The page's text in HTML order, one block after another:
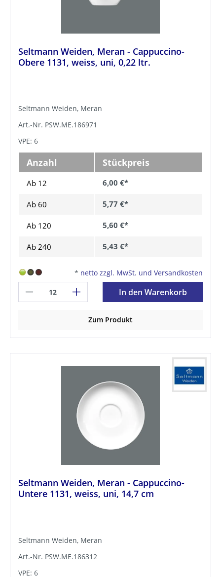
Seltmann Weiden, Meran - Cappuccino-
Obere 1131, weiss, uni, 0,22 ltr.
Seltmann Weiden, Meran
Art.-Nr. PSW.ME.186971
VPE: 6
Anzahl Stückpreis
Ab 12 6,00 €*
Ab 60 5,77 €*
Ab 120 5,60 €*
Ab 240 5,43 €*
* netto zzgl. MwSt. und Versandkosten
In den Warenkorb
Zum Produkt
Seltmann Weiden, Meran - Cappuccino-
Untere 1131, weiss, uni, 14,7 cm
Seltmann Weiden, Meran
Art.-Nr. PSW.ME.186312
VPE: 6